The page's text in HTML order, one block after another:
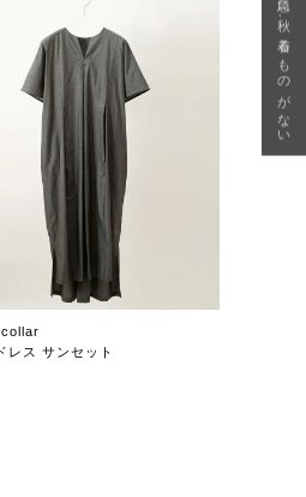
レス サンセット
急に秋、着るものがない